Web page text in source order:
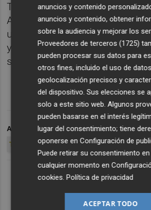
Tokio gracias al aplazamiento
Ahora abandona la capital
una gran figura del taekwondo
y con mucha carrera por
sumando éxitos.
ARCHIVADO EN JUEGOS OLÍMPICOS DE
TOKIO 2020
TOKIO
anuncios y contenido
anuncios y contenido, obtener
sobre la audiencia y mejorar los
Proveedores de terceros (1725)
pueden procesar sus datos para
otros fines, incluido el uso de
geolocalización precisos y
del dispositivo. Sus elecciones se
solo a este sitio web. Algunos
pueden basarse en el interés
lugar del consentimiento; tiene
oponerse enConfiguración de
Puede retirar su consentimiento en
cualquier momento en
cookies.Política de privacidad
ACEPTAR TODO